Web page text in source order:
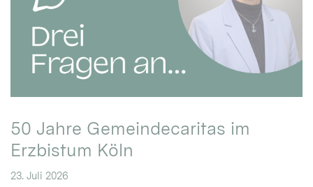
50 Jahre Gemeindecaritas im
Erzbistum Köln
23. Juli 2026